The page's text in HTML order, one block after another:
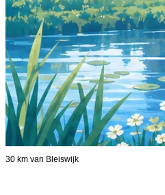
30 km van Bleiswijk